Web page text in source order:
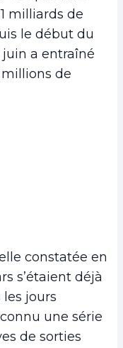
milliards de
le début du
juin a entraîné
de
constatée en
s’étaient déjà
les jours
une série
de sorties